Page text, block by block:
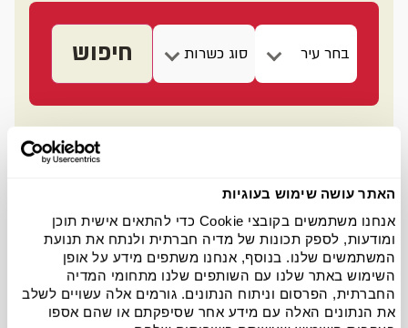
האתר עושה שימוש בעוגיות
אנחנו משתמשים בקובצי Cookie כדי להתאים אישית תוכן
ומודעות, לספק תכונות של מדיה חברתית ולנתח את תנועת
המשתמשים שלנו. בנוסף, אנחנו משתפים מידע על אופן
השימוש באתר שלנו עם השותפים שלנו מתחומי המדיה
החברתית, הפרסום וניתוח הנתונים. גורמים אלה עשויים לשלב
את הנתונים האלה עם מידע אחר שסיפקתם או שהם אספו
בחר עיר חיפוש
ירושלים
תל אביב
אילת
חולון
חיפה בת ים